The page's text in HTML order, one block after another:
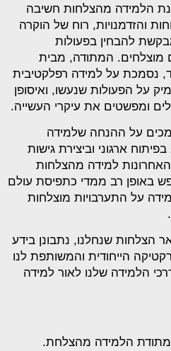
הלמידה מהצלחות חשיבה
והזדמנויות, רוח של הוקרה
להבחין בפעולות
מוצלחים. המתודה, מבית
נסמכת על למידה רפלקטיבית
על הפעולות שנעשו, ואיסופן
ומפשטים את עיקרי העשייה.
על ההנחה שלמידה
ארגוני וביצירת גישות
למידה מהצלחות
באופן רב ממדי כתפיסת עולם
על התערבויות מוצלחות
הצלחות שנחלנו, נתבונן בידע
הייחודית והמשותפת לנו
הלמידה שלנו לאור למידה
הלמידה מהצלחת.